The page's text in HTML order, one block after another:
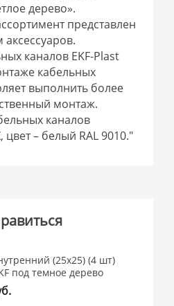
дерево».
представлен
каналов EKF-Plast
кабельных
выполнить более
монтаж.
каналов
– белый RAL 9010."
(25х25) (4 шт)
под темное дерево